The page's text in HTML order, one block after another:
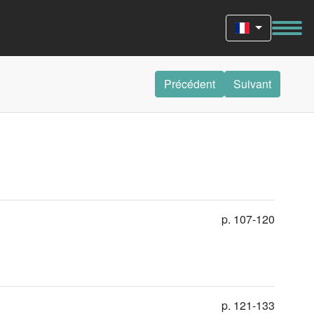
Précédent Suivant
p. 107-120
p. 121-133